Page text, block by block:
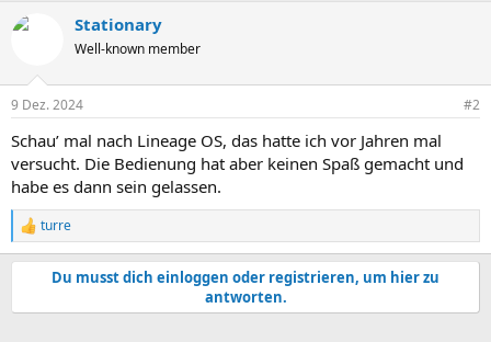
Stationary
Well-known member
9 Dez. 2024 #2
Schau’ mal nach Lineage OS, das hatte ich vor Jahren mal
versucht. Die Bedienung hat aber keinen Spaß gemacht und
habe es dann sein gelassen.
R
e
a
turre
Du musst dich einloggen oder registrieren, um hier zu
antworten.